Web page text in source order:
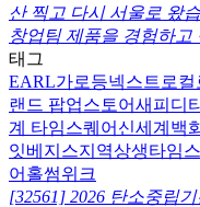
산 찍고 다시 서울로 왔
창업팀 제품을 경험하고
태그
EARL가로등넥스트로컬
랜드 팝업스토어새피디티
계 타임스퀘어 신세계백
잇베지스지역상생타임
어 홀썸위크
[32561] 2026 탄소중립